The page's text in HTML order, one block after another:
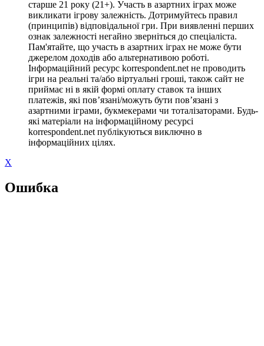
старше 21 року (21+). Участь в азартних іграх може
викликати ігрову залежність. Дотримуйтесь правил
(принципів) відповідальної гри. При виявленні перших
ознак залежності негайно зверніться до спеціаліста.
Пам'ятайте, що участь в азартних іграх не може бути
джерелом доходів або альтернативою роботі.
Інформаційний ресурс korrespondent.net не проводить
ігри на реальні та/або віртуальні гроші, також сайт не
приймає ні в якій формі оплату ставок та інших
платежів, які пов’язані/можуть бути пов’язані з
азартними іграми, букмекерами чи тоталізаторами. Будь-
які матеріали на інформаційному ресурсі
korrespondent.net публікуються виключно в
інформаційних цілях.
X
Ошибка